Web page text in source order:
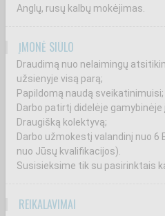
Anglų, rusų kalbų mokėjimas.
ĮMONĖ SIŪLO
Draudimą nuo nelaimingų
užsienyje visą parą;
Papildomą naudą sveikatinimuisi;
Darbo patirtį didelėje gamybinėje
Draugišką kolektyvą;
Darbo užmokestį valandinį nuo 6
nuo Jūsų kvalifikacijos).
Susisieksime tik su pasirinktais
REIKALAVIMAI